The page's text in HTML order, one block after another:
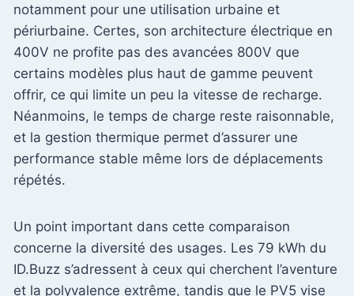
notamment pour une utilisation urbaine et
périurbaine. Certes, son architecture électrique en
400V ne profite pas des avancées 800V que
certains modèles plus haut de gamme peuvent
offrir, ce qui limite un peu la vitesse de recharge.
Néanmoins, le temps de charge reste raisonnable,
et la gestion thermique permet d’assurer une
performance stable même lors de déplacements
répétés.
Un point important dans cette comparaison
concerne la diversité des usages. Les 79 kWh du
ID.Buzz s’adressent à ceux qui cherchent l’aventure
et la polyvalence extrême, tandis que le PV5 vise